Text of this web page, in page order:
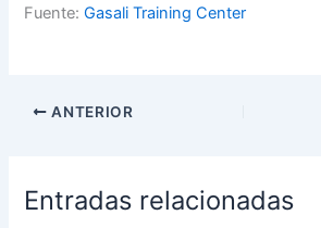
Fuente:Gasali Training Center
ANTERIOR
Entradas relacionadas